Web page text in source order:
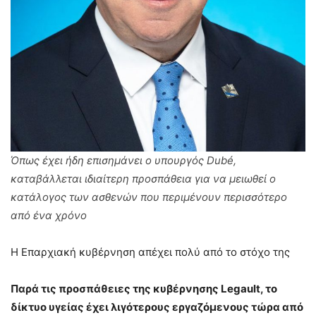
Όπως έχει ήδη επισημάνει ο υπουργός Dubé,
καταβάλλεται ιδιαίτερη προσπάθεια για να μειωθεί ο
κατάλογος των ασθενών που περιμένουν περισσότερο
από ένα χρόνο
Η Επαρχιακή κυβέρνηση απέχει πολύ από το στόχο της
Παρά τις προσπάθειες της κυβέρνησης Legault, το
δίκτυο υγείας έχει λιγότερους εργαζόμενους τώρα από